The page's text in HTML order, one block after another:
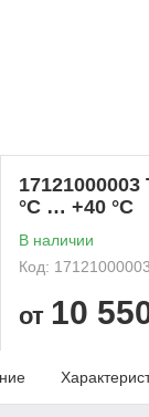
°C … +40 °C
В наличии
Код: 17121000003
от 10